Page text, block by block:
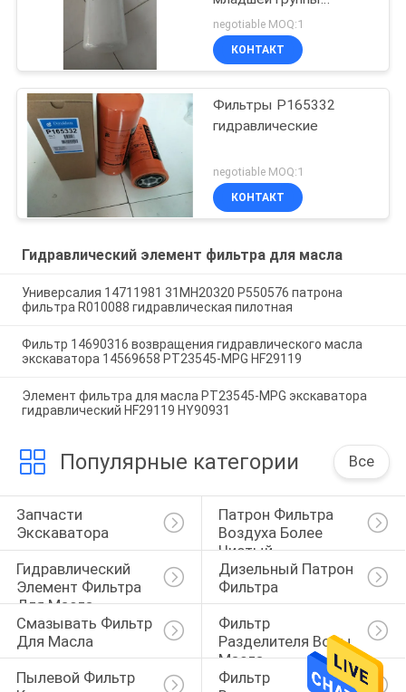
затяжелителя
экскаватора
гидравлический
negotiable MOQ:1
КОНТАКТ
Фильтры P165332
гидравлические
negotiable MOQ:1
КОНТАКТ
Гидравлический элемент фильтра для масла
Универсалия 14711981 31MH20320 P550576 патрона
фильтра R010088 гидравлическая пилотная
Фильтр 14690316 возвращения гидравлического масла
экскаватора 14569658 PT23545-MPG HF29119
Элемент фильтра для масла PT23545-MPG экскаватора
гидравлический HF29119 HY90931
Популярные категории Все
Запчасти
Экскаватора
Патрон Фильтра
Воздуха Более
Чистый
Гидравлический
Элемент Фильтра
Для Масла
Дизельный Патрон
Фильтра
Смазывать Фильтр
Для Масла
Фильтр
Разделителя Воды
Масла
Пылевой Фильтр
Фильтр